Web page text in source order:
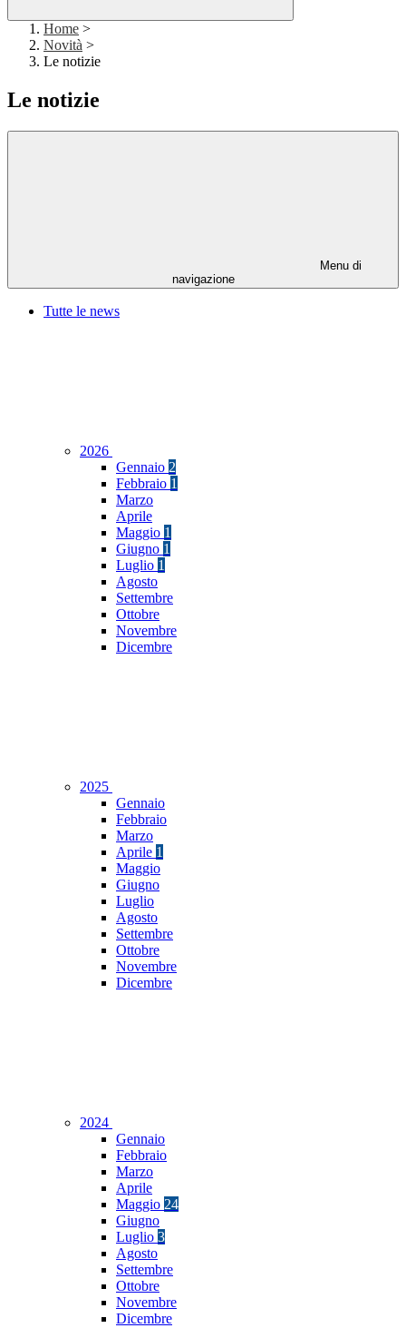
Home >
Novità >
Le notizie
Le notizie
Menu di
navigazione
Tutte le news
2026
Gennaio 2
Febbraio 1
Marzo
Aprile
Maggio 1
Giugno 1
Luglio 1
Agosto
Settembre
Ottobre
Novembre
Dicembre
2025
Gennaio
Febbraio
Marzo
Aprile 1
Maggio
Giugno
Luglio
Agosto
Settembre
Ottobre
Novembre
Dicembre
2024
Gennaio
Febbraio
Marzo
Aprile
Maggio 24
Giugno
Luglio 3
Agosto
Settembre
Ottobre
Novembre
Dicembre